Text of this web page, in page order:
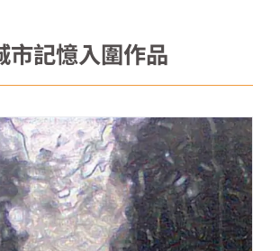
市記憶入圍作品